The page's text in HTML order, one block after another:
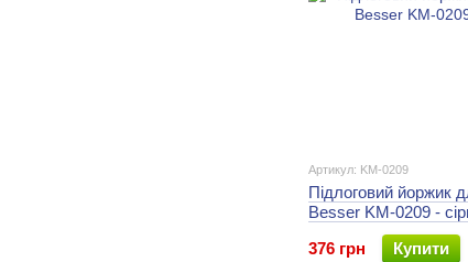
Артикул: KM-0209
Підлоговий йоржик
Besser KM-0209 -
376 грн
Купити